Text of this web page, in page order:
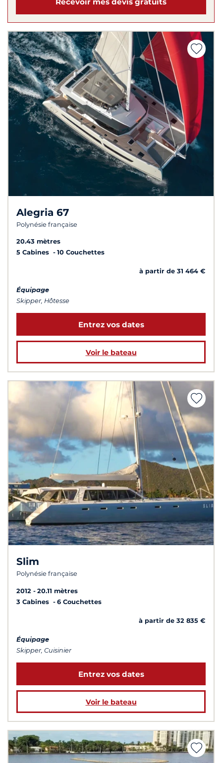
Alegria 67
Polynésie française
20.43 mètres
5 Cabines
10 Couchettes
à partir de 31 464 €
Équipage
Skipper, Hôtesse
Entrez vos dates
Voir le bateau
Slim
Polynésie française
2012
20.11 mètres
3 Cabines
6 Couchettes
à partir de 32 835 €
Équipage
Skipper, Cuisinier
Entrez vos dates
Voir le bateau